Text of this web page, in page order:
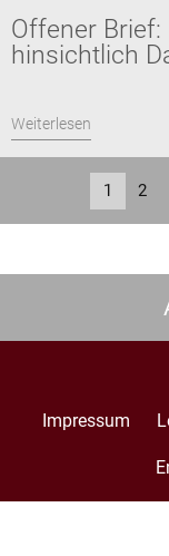
Offener
hinsichtlich
Weiterlesen
Aktuelle
Seite
1 2
Footer
Impressum